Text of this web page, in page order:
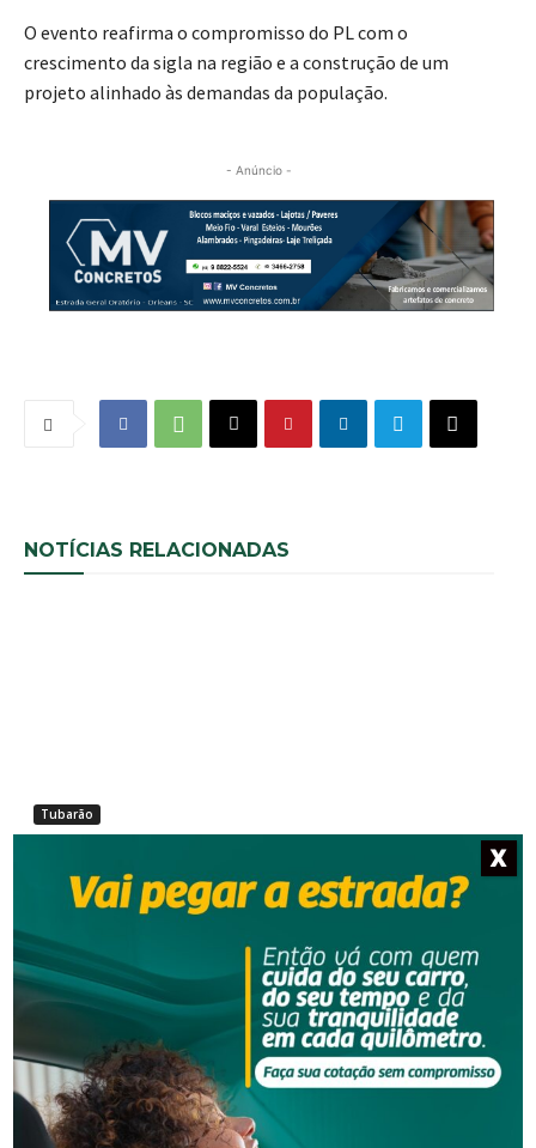
O evento reafirma o compromisso do PL com o
crescimento da sigla na região e a construção de um
projeto alinhado às demandas da população.
- Anúncio -
NOTÍCIAS RELACIONADAS
Tubarão
SANTA CATARINA CANTA e encerra seletiva da
região Sul
X